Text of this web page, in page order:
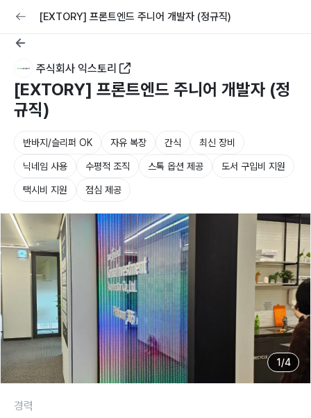
교육 커리어
[EXTORY] 프론트엔드 주니어 개발자 (정규직)
주식회사 익스토리
[EXTORY] 프론트엔드 주니어 개발자 (정
규직)
반바지/슬리퍼 OK 자유 복장 간식 최신 장비
닉네임 사용 수평적 조직 스톡 옵션 제공 도서 구입비 지원
택시비 지원 점심 제공
1 /4
경력